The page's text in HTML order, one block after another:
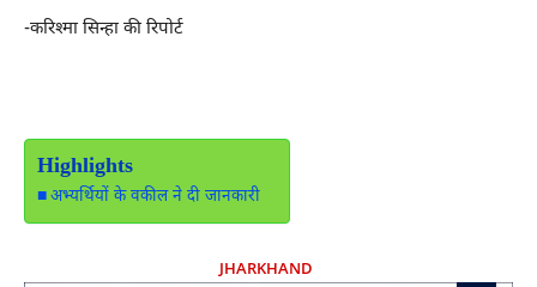
-करिश्मा सिन्हा की रिपोर्ट
Highlights
अभ्यर्थियों के वकील ने दी जानकारी
JHARKHAND